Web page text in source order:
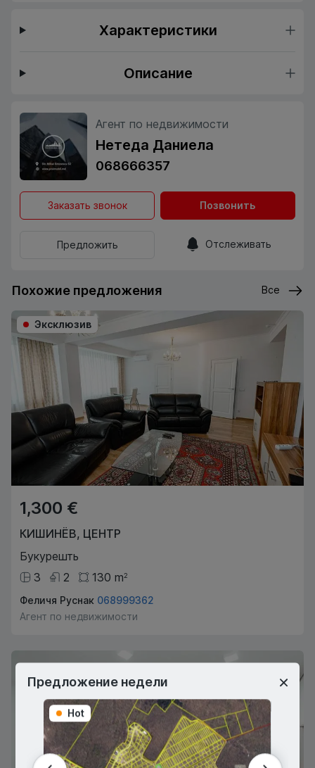
Характеристики
Описание
Агент по недвижимости
Нетеда Даниела
068666357
Заказать звонок Позвонить
Предложить Отслеживать
Похожие предложения Все
Эксклюзив
1,300 €
КИШИНЁВ, ЦЕНТР
Букурешть
3
2 130 m2
Феличя Руснак 068999362
Агент по недвижимости
Предложение недели
Hot